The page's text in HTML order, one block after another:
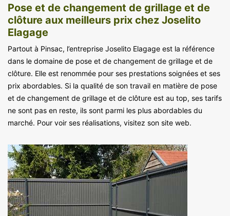
Pose et de changement de grillage et de
clôture aux meilleurs prix chez Joselito
Elagage
Partout à Pinsac, l’entreprise Joselito Elagage est la référence
dans le domaine de pose et de changement de grillage et de
clôture. Elle est renommée pour ses prestations soignées et ses
prix abordables. Si la qualité de son travail en matière de pose
et de changement de grillage et de clôture est au top, ses tarifs
ne sont pas en reste, ils sont parmi les plus abordables du
marché. Pour voir ses réalisations, visitez son site web.